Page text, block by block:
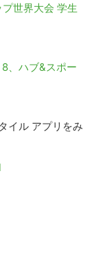
世界大会 学生
、ハブ&スポー
イル アプリをみ